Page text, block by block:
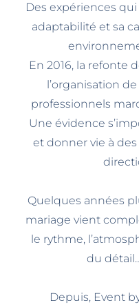
Des expériences
adaptabilité et sa
En 2016, la refonte
l’organisation
professionnels
Une évidence
et donner vie à
Quelques années
mariage vient
le rythme,
du
Depuis, Event